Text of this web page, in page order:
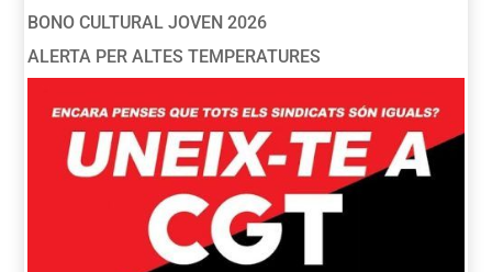
BONO CULTURAL JOVEN 2026
ALERTA PER ALTES TEMPERATURES